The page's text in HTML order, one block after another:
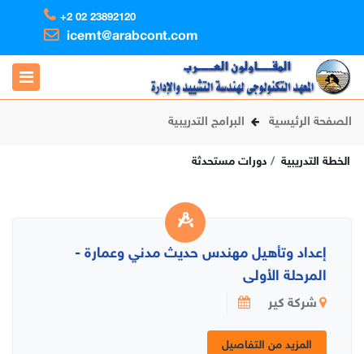
+2 02 23892120
icemt@arabcont.com
الصفحة الرئيسية البرامج التدريبية
الخطة التدريبية دورات مستحدثة
إعداد وتأهيل مهندس حديث مدني وعمارة -
المرحلة الأولى
شركة كير
المزيد من التفاصيل